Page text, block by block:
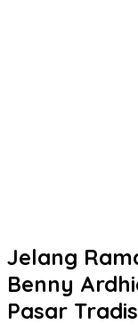
Jelang
Benny
Pasar